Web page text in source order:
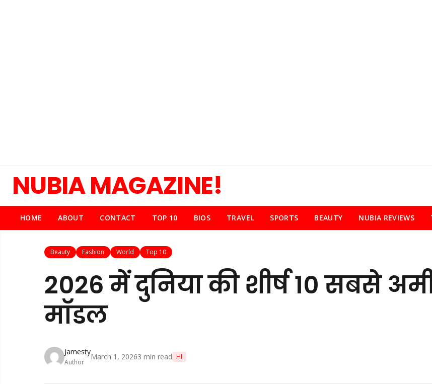
NUBIA MAGAZINE!
HOME ABOUT CONTACT TOP 10 BIOS TRAVEL SPORTS BEAUTY NUBIA REVIEWS
Beauty Fashion World Top 10
2026 में दुनिया की शीर्ष 10 सबसे
मॉडल
Jamesty
Author
March 1, 20263 min read HI